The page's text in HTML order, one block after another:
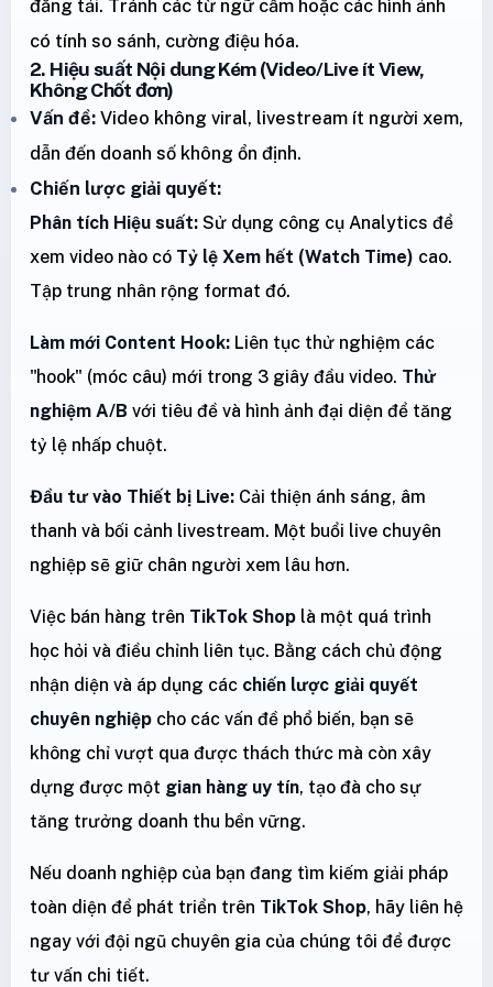
đăng tải. Tránh các từ ngữ cấm hoặc các hình ảnh
có tính so sánh, cường điệu hóa.
2. Hiệu suất Nội dung Kém (Video/Live ít View,
Không Chốt đơn)
Vấn đề: Video không viral, livestream ít người xem,
dẫn đến doanh số không ổn định.
Chiến lược giải quyết:
Phân tích Hiệu suất: Sử dụng công cụ Analytics để
xem video nào có Tỷ lệ Xem hết (Watch Time) cao.
Tập trung nhân rộng format đó.
Làm mới Content Hook: Liên tục thử nghiệm các
"hook" (móc câu) mới trong 3 giây đầu video. Thử
nghiệm A/B với tiêu đề và hình ảnh đại diện để tăng
tỷ lệ nhấp chuột.
Đầu tư vào Thiết bị Live: Cải thiện ánh sáng, âm
thanh và bối cảnh livestream. Một buổi live chuyên
nghiệp sẽ giữ chân người xem lâu hơn.
Việc bán hàng trên TikTok Shop là một quá trình
học hỏi và điều chỉnh liên tục. Bằng cách chủ động
nhận diện và áp dụng các chiến lược giải quyết
chuyên nghiệp cho các vấn đề phổ biến, bạn sẽ
không chỉ vượt qua được thách thức mà còn xây
dựng được một gian hàng uy tín, tạo đà cho sự
tăng trưởng doanh thu bền vững.
Nếu doanh nghiệp của bạn đang tìm kiếm giải pháp
toàn diện để phát triển trên TikTok Shop, hãy liên hệ
ngay với đội ngũ chuyên gia của chúng tôi để được
tư vấn chi tiết.